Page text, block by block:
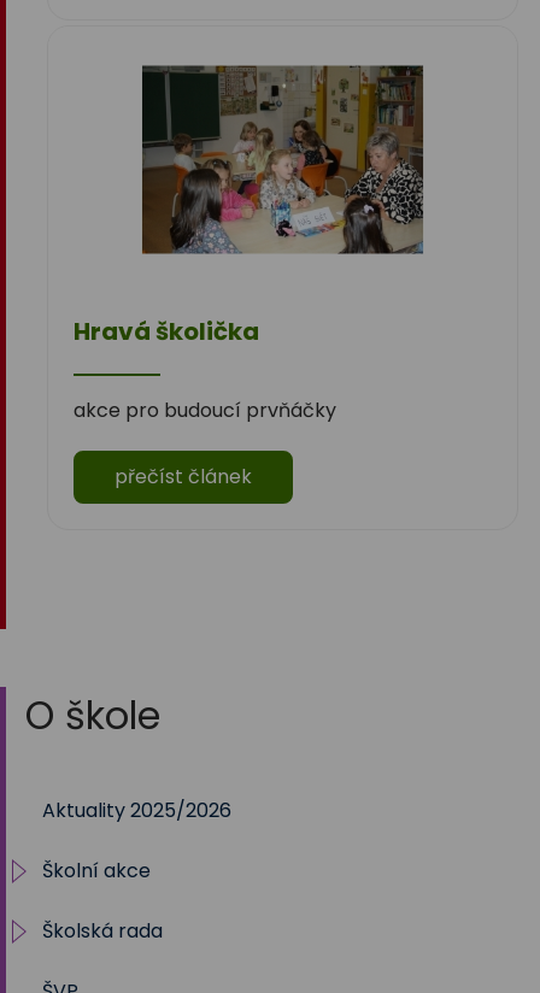
Hravá školička
akce pro budoucí prvňáčky
přečíst článek
O škole
Aktuality 2025/2026
Školní akce
2025/2026
Školská rada